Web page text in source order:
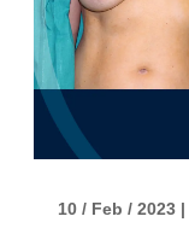
10 / Feb / 2023|